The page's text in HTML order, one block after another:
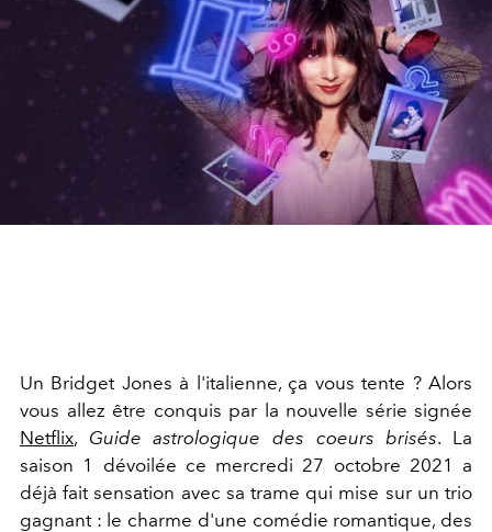
Un Bridget Jones à l'italienne, ça vous tente ? Alors
vous allez être conquis par la nouvelle série signée
Netflix, Guide astrologique des coeurs brisés. La
saison 1 dévoilée ce mercredi 27 octobre 2021 a
déjà fait sensation avec sa trame qui mise sur un trio
gagnant : le charme d'une comédie romantique, des